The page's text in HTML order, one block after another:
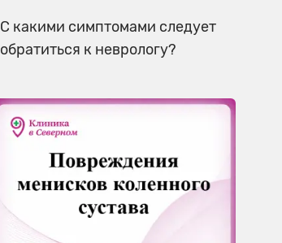
С какими симптомами следует
обратиться к неврологу?